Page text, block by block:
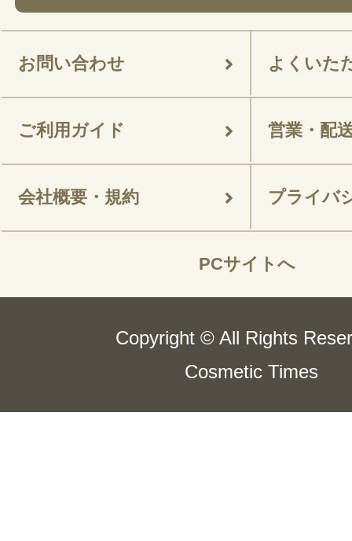
お問い合わせ よくいた
ご利用ガイド 営業・配
会社概要・規約 プライバ
PCサイトへ
Copyright © All Rights
Cosmetic Times